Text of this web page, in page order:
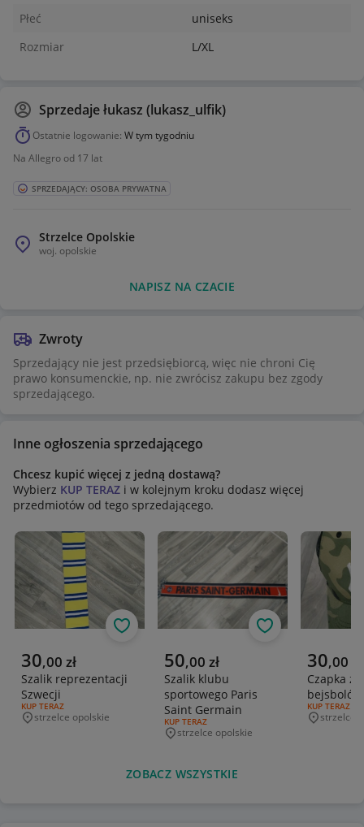
Płeć
uniseks
Rozmiar
L/XL
Sprzedajełukasz (lukasz_ulfik)
Ostatnie logowanie: W tym tygodniu
Na Allegro od 17 lat
SPRZEDAJĄCY: OSOBA PRYWATNA
Strzelce Opolskie
woj. opolskie
NAPISZ NA CZACIE
Zwroty
Sprzedający nie jest przedsiębiorcą, więc nie chroni Cię
prawo konsumenckie, np. nie zwrócisz zakupu bez zgody
sprzedającego.
Inne ogłoszenia sprzedającego
Chcesz kupić więcej z jedną dostawą?
Wybierz KUP TERAZ i w kolejnym kroku dodasz więcej
przedmiotów od tego sprzedającego.
Aktualna cena
30,00 zł
Szalik reprezentacji
Szwecji
RODZAJ OFERTY:
KUP TERAZ
Miejscowość
strzelce opolskie
Obserwuj
Aktualna cena
50,00 zł
Szalik klubu
sportowego Paris
Saint Germain
RODZAJ OFERTY:
KUP TERAZ
Miejscowość
strzelce opolskie
Obserwuj
Aktualna
30,00
Czapka z
RODZAJ
KUP TERAZ
strzelce
ZOBACZ WSZYSTKIE